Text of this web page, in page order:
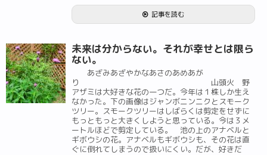
記事を読む
未来は分からない。それが幸せとは限ら
ない。
あざみあざやかなあさのあめあが
り 山頭火 野
アザミは大好きな花の一つだ。今年は１株しか生え
なかった。下の画像はジャンボニンニクとスモーク
ツリー。スモークツリーはしばらくは剪定をせずに
もっともっと大きくしようと思っている。今は３メ
ートルほどで剪定している。 池の上のアナベルと
ギボウシの花。アナベルもギボウシも、その花は直
ぐに倒れてしまうので扱いにくい。だが、好きだ